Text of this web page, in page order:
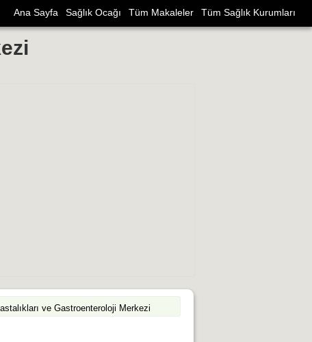
Ana Sayfa Sağlık Ocağı Tüm Makaleler Tüm Sağlık Kurumları
ve Gastroenteroloji Merkezi